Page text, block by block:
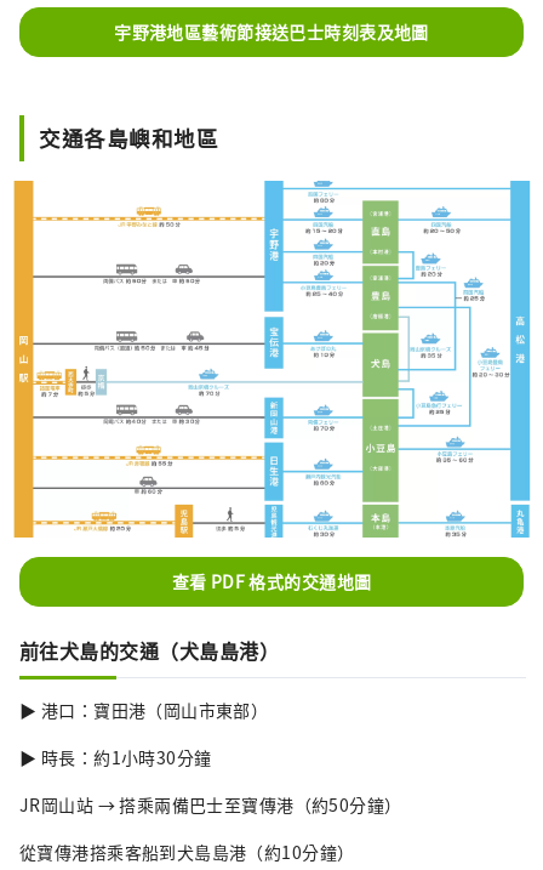
宇野港地區藝術節接送巴士時刻表及地圖
交通各島嶼和地區
查看 PDF 格式的交通地圖
前往犬島的交通（犬島島港）
▶ 港口：寶田港（岡山市東部）
▶ 時長：約1小時30分鐘
JR岡山站 → 搭乘兩備巴士至寶傳港（約50分鐘）
從寶傳港搭乘客船到犬島島港（約10分鐘）